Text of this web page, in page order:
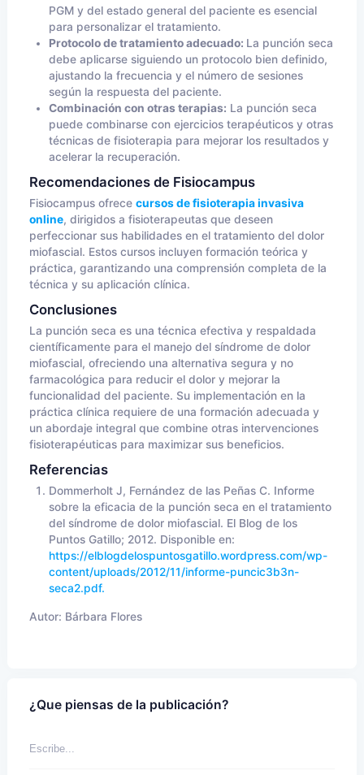
PGM y del estado general del paciente es esencial
para personalizar el tratamiento.
Protocolo de tratamiento adecuado: La punción seca
debe aplicarse siguiendo un protocolo bien definido,
ajustando la frecuencia y el número de sesiones
según la respuesta del paciente.
Combinación con otras terapias: La punción seca
puede combinarse con ejercicios terapéuticos y otras
técnicas de fisioterapia para mejorar los resultados y
acelerar la recuperación.
Recomendaciones de Fisiocampus
Fisiocampus ofrece cursos de fisioterapia invasiva
online, dirigidos a fisioterapeutas que deseen
perfeccionar sus habilidades en el tratamiento del dolor
miofascial. Estos cursos incluyen formación teórica y
práctica, garantizando una comprensión completa de la
técnica y su aplicación clínica.
Conclusiones
La punción seca es una técnica efectiva y respaldada
científicamente para el manejo del síndrome de dolor
miofascial, ofreciendo una alternativa segura y no
farmacológica para reducir el dolor y mejorar la
funcionalidad del paciente. Su implementación en la
práctica clínica requiere de una formación adecuada y
un abordaje integral que combine otras intervenciones
fisioterapéuticas para maximizar sus beneficios.
Referencias
Dommerholt J, Fernández de las Peñas C. Informe
sobre la eficacia de la punción seca en el tratamiento
del síndrome de dolor miofascial. El Blog de los
Puntos Gatillo; 2012. Disponible en:
https://elblogdelospuntosgatillo.wordpress.com/wp-
content/uploads/2012/11/informe-puncic3b3n-
seca2.pdf.
Autor: Bárbara Flores
¿Que piensas de la publicación?